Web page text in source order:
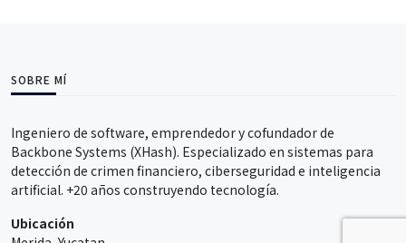
SOBRE MÍ
Ingeniero de software, emprendedor y cofundador de
Backbone Systems (XHash). Especializado en sistemas para
detección de crimen financiero, ciberseguridad e inteligencia
artificial. +20 años construyendo tecnología.
Ubicación